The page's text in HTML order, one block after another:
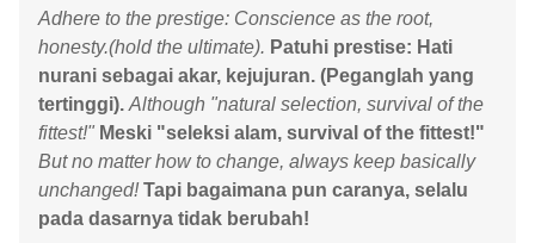
Adhere to the prestige: Conscience as the root,
honesty.(hold the ultimate). Patuhi prestise: Hati
nurani sebagai akar, kejujuran. (Peganglah yang
tertinggi). Although "natural selection, survival of the
fittest!" Meski "seleksi alam, survival of the fittest!"
But no matter how to change, always keep basically
unchanged! Tapi bagaimana pun caranya, selalu
pada dasarnya tidak berubah!